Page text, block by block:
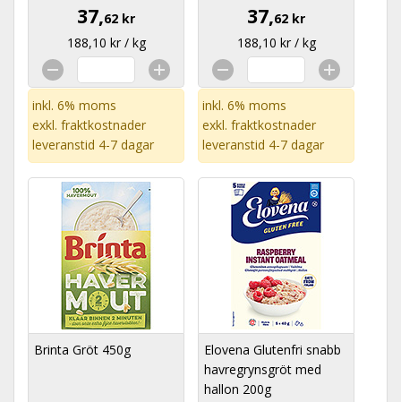
37,62 kr
188,10 kr / kg
inkl. 6% moms
exkl. fraktkostnader
leveranstid 4-7 dagar
37,62 kr
188,10 kr / kg
inkl. 6% moms
exkl. fraktkostnader
leveranstid 4-7 dagar
Brinta Gröt 450g
Elovena Glutenfri snabb
havregrynsgröt med
hallon 200g